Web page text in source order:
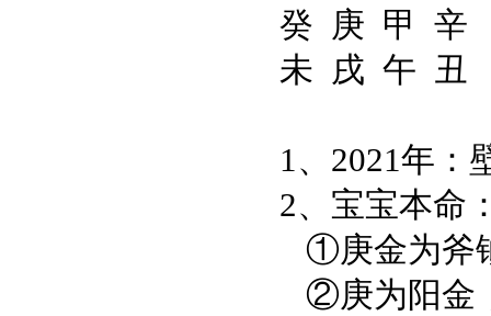
癸 庚 甲 辛
未 戌 午 丑
1、2021年：
2、宝宝本命
①庚金为斧
②庚为阳金，